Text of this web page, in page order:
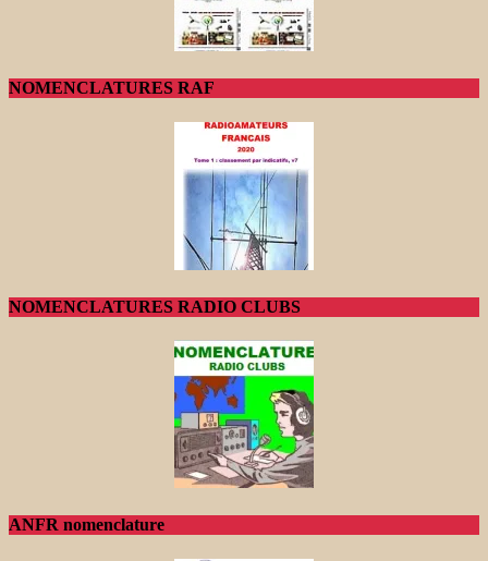
NOMENCLATURES RAF
NOMENCLATURES RADIO CLUBS
ANFR nomenclature